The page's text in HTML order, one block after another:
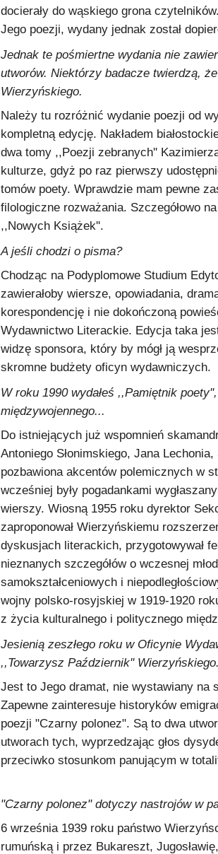
docierały do wąskiego grona
Jego poezji, wydany jednak został
Jednak te pośmiertne wydania nie
utworów. Niektórzy badacze twierdzą,
Wierzyńskiego.
Należy tu rozróżnić wydanie poezji od
kompletną edycję. Nakładem
dwa tomy ,,Poezji zebranych''
kulturze, gdyż po raz pierwszy
tomów poety. Wprawdzie mam pewne
filologiczne rozważania. Szczegółowo
,,Nowych Książek''.
A jeśli chodzi o pisma?
Chodząc na Podyplomowe Studium
zawierałoby wiersze, opowiadania,
korespondencję i nie dokończoną
Wydawnictwo Literackie. Edycja taka
widzę sponsora, który by mógł ją
skromne budżety oficyn wydawniczych.
W roku 1990 wydałeś ,,Pamiętnik
międzywojennego...
Do istniejących już wspomnień
Antoniego Słonimskiego, Jana
pozbawiona akcentów polemicznych w
wcześniej były pogadankami
wierszy. Wiosną 1955 roku dyrektor
zaproponował Wierzyńskiemu
dyskusjach literackich, przygotowywał
nieznanych szczegółów o wczesnej
samokształceniowych i
wojny polsko-rosyjskiej w 1919-1920
z życia kulturalnego i politycznego
Jesienią zeszłego roku w Oficynie
,,Towarzysz Październik''
Jest to Jego dramat, nie wystawiany na
Zapewne zainteresuje historyków
poezji "Czarny polonez". Są to dwa
utworach tych, wyprzedzając głos
przeciwko stosunkom panującym w
"Czarny polonez" dotyczy nastrojów w
6 września 1939 roku państwo
rumuńską i przez Bukareszt,